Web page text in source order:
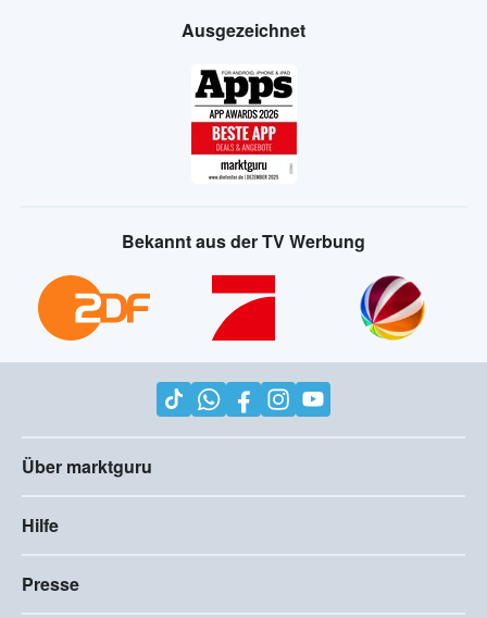
Ausgezeichnet
Bekannt aus der TV Werbung
Über marktguru
Hilfe
Presse